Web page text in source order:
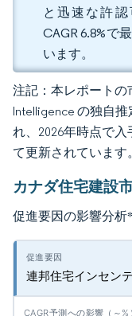
と迅速な許
CAGR 6.8%で
います。
注記：本レポートの
Intelligence の独自
れ、2026年時点で
て更新されています。
カナダ住宅建設
促進要因の影響分析*
連邦住宅インセン